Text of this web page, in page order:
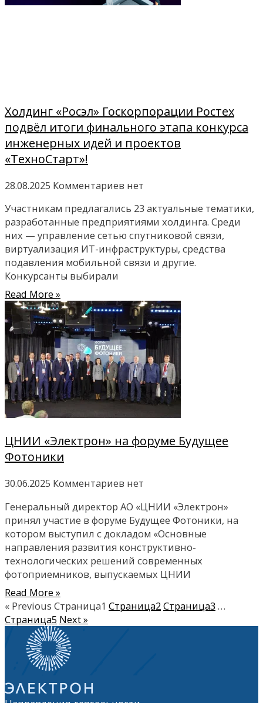
Холдинг «Росэл» Госкорпорации Ростех
подвёл итоги финального этапа конкурса
инженерных идей и проектов
«ТехноСтарт»!
28.08.2025 Комментариев нет
Участникам предлагались 23 актуальные тематики,
разработанные предприятиями холдинга. Среди
них — управление сетью спутниковой связи,
виртуализация ИТ-инфраструктуры, средства
подавления мобильной связи и другие.
Конкурсанты выбирали
Read More »
ЦНИИ «Электрон» на форуме Будущее
Фотоники
30.06.2025 Комментариев нет
Генеральный директор АО «ЦНИИ «Электрон»
принял участие в форуме Будущее Фотоники, на
котором выступил с докладом «Основные
направления развития конструктивно-
технологических решений современных
фотоприемников, выпускаемых ЦНИИ
Read More »
« Previous Страница1 Страница2Страница3 …
Страница5 Next »